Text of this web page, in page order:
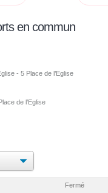
en commun
- 5 Place de l’Eglise
de l’Eglise
Fermé